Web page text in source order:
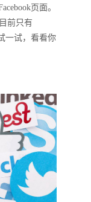
页面。
前只有
一试，看看你